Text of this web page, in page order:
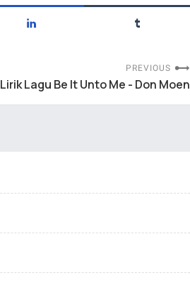
PREVIOUS
Lirik Lagu Be It Unto Me - Don Moen